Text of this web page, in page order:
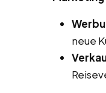
neue